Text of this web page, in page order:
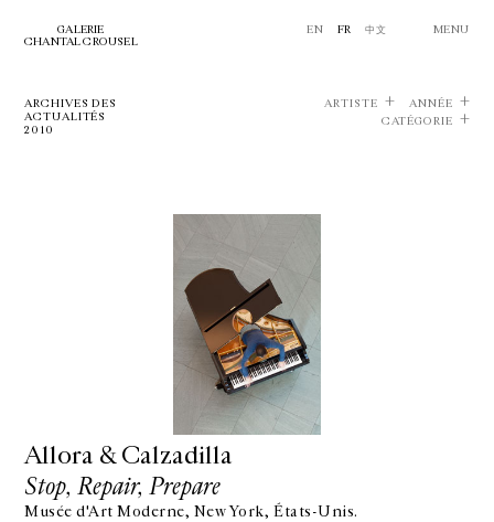
GALERIE
CHANTAL CROUSEL
EN FR 中文 MENU
ARCHIVES DES
ACTUALITÉS
2010
ARTISTE
ANNÉE
CATÉGORIE
Allora & Calzadilla
Stop, Repair, Prepare
Musée d'Art Moderne, New York, États-Unis.